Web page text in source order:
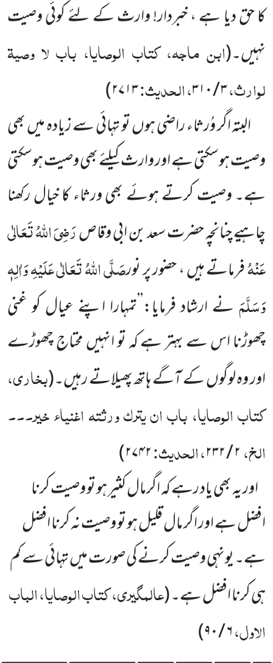
کا حق دیا ہے ، خبردار! وارثکے لئے کوئی وصیت
نہیں۔(ابن ماجہ، کتاب الوصایا، باب لا وصیۃ
لوارث،۳/۳۱۰، الحدیث:۲۷۱۳)
البتہ اگر وُرثاء راضی ہوں تو تہائی سے زیادہ میں بھی
وصیت ہوسکتی ہے اور وارث کیلئے بھی وصیت ہوسکتی
ہے۔ وصیت کرتے ہوئے بھی ورثاء کا خیال رکھنا
چاہیے چنانچہ حضرت سعد بن ابی وقاصرَضِیَ اللہُ تَعَالٰی
عَنْہُفرماتے ہیں ، حضورپر نورصَلَّی اللہُ تَعَالٰی عَلَیْہِ وَاٰلِہٖ
وَسَلَّمَنے ارشاد فرمایا:’’تمہارا اپنے عیال کو غنی
چھوڑنا اس سے بہتر ہے کہ تو انہیں محتاج چھوڑے
اور وہ لوگوں کے آگے ہاتھ پھیلاتے رہیں۔(بخاری،
کتاب الوصایا، باب ان یترک ورثتہ اغنیاء خیر۔۔۔
الخ،۲/۲۳۲، الحدیث:۲۷۴۲)
اور یہ بھی یاد رہے کہ اگرمال کثیر ہو تو وصیت کرنا
افضل ہے اور اگر مال قلیل ہو تو وصیت نہ کرنا افضل
ہے۔ یونہی وصیت کرنے کی صورت میں تہائی سے کم
ہی کرنا افضل ہے۔(عالمگیری، کتاب الوصایا، الباب
الاول،۶/۹۰)